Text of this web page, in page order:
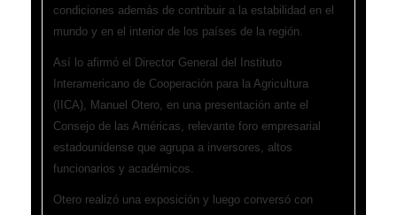
condiciones además de contribuir a la estabilidad en el
mundo y en el interior de los países de la región.
Así lo afirmó el Director General del Instituto
Interamericano de Cooperación para la Agricultura
(IICA), Manuel Otero, en una presentación ante el
Consejo de las Américas, relevante foro empresarial
estadounidense que agrupa a inversores, altos
funcionarios y académicos.
Otero realizó una exposición y luego conversó con